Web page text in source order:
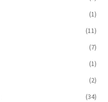
(1)
(11)
(7)
(1)
(2)
(34)